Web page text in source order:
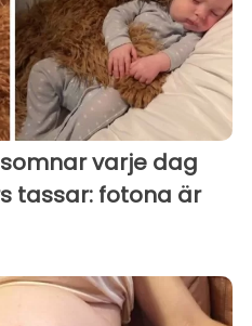
varje dag
tassar: fotona är